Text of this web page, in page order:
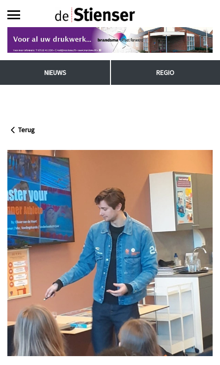
NIEUWS REGIO
Terug